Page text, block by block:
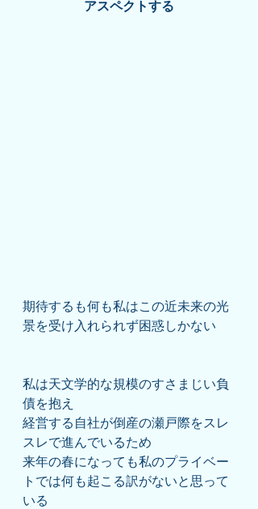
アスペクトする
期待するも何も私はこの近未来の光
景を受け入れられず困惑しかない
私は天文学的な規模のすさまじい負
債を抱え
経営する自社が倒産の瀬戸際をスレ
スレで進んでいるため
来年の春になっても私のプライベー
トでは何も起こる訳がないと思って
いる